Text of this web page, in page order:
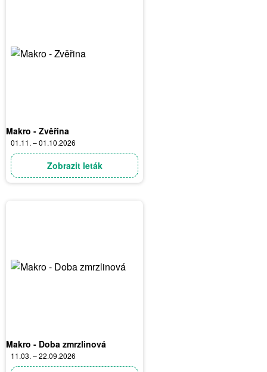
Makro - Zvěřina
01.11. – 01.10.2026
Zobrazit leták
Makro - Doba zmrzlinová
11.03. – 22.09.2026